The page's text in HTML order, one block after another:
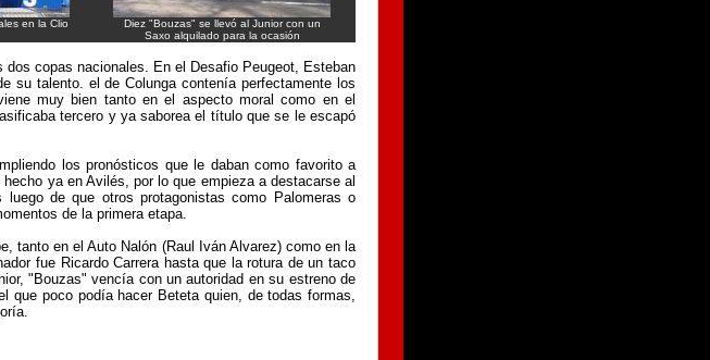
en la Clio
Diez "Bouzas" se llevó al Junior con un
Saxo alquilado para la ocasión
copas nacionales. En el Desafio Peugeot, Esteban
su talento. el de Colunga contenía perfectamente los
muy bien tanto en el aspecto moral como en el
tercero y ya saborea el título que se le escapó
los pronósticos que le daban como favorito a
ya en Avilés, por lo que empieza a destacarse al
de que otros protagonistas como Palomeras o
de la primera etapa.
tanto en el Auto Nalón (Raul Iván Alvarez) como en la
fue Ricardo Carrera hasta que la rotura de un taco
"Bouzas" vencía con un autoridad en su estreno de
que poco podía hacer Beteta quien, de todas formas,